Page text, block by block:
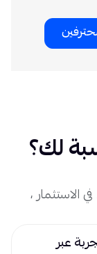
لك؟
الاستثمار ،
عبر